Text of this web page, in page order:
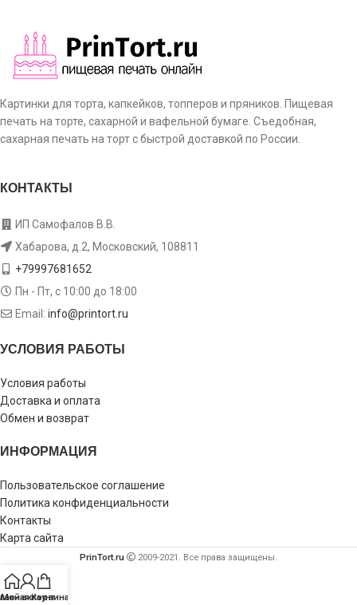
Картинки для торта, капкейков, топперов и пряников. Пищевая
печать на торте, сахарной и вафельной бумаге. Съедобная,
сахарная печать на торт с быстрой доставкой по России.
КОНТАКТЫ
ИП Самофалов В.В.
Хабарова, д.2, Московский, 108811
+79997681652
Пн - Пт, с 10:00 до 18:00
Email: info@printort.ru
УСЛОВИЯ РАБОТЫ
Условия работы
Доставка и оплата
Обмен и возврат
ИНФОРМАЦИЯ
Пользовательское соглашение
Политика конфиденциальности
Контакты
Карта сайта
PrinTort.ru 2009-2021. Все права защищены.
Мой аккаунт
Корзина